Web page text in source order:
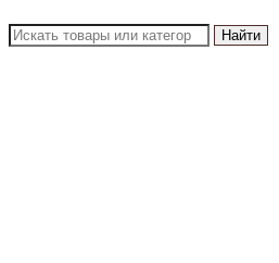
Найти